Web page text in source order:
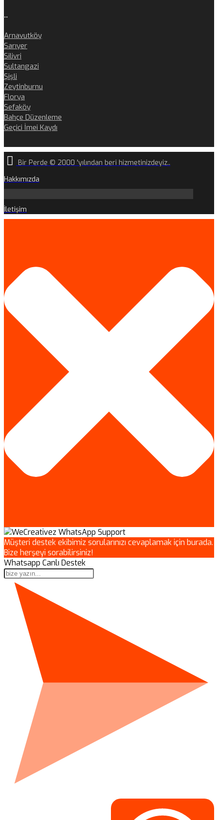
..
Arnavutköy
Sarıyer
Silivri
Sultangazi
Şişli
Zeytinburnu
Florya
Sefaköy
Bahçe Düzenleme
Geçici İmei Kaydı
Bir Perde © 2000 'yılından beri hizmetinizdeyiz..
Hakkımızda
İletişim
Müşteri destek ekibimiz sorularınızı cevaplamak için burada.
Bize herşeyi sorabilirsiniz!
Whatsapp Canlı Destek